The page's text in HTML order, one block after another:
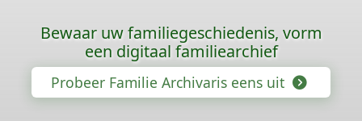
Bewaar uw familiegeschiedenis, vorm
een digitaal familiearchief
Probeer Familie Archivaris eens uit